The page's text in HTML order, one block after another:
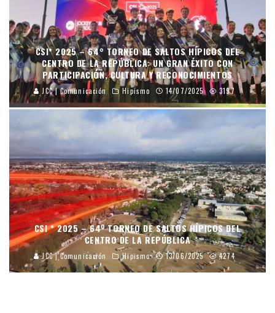
CSI* 2025 – 64° TORNEO DE SALTOS HÍPICOS DEL
CENTRO DE LA REPÚBLICA: UN GRAN ÉXITO CON
PARTICIPACIÓN, CULTURA Y RECONOCIMIENTOS
JCC | Comunicación Hipismo 14/07/2025 3197
CSI * 2025 – 64º TORNEO DE SALTOS HÍPICOS DEL
CENTRO DE LA REPÚBLICA
JCC | Comunicación Hipismo 13/06/2025 4274